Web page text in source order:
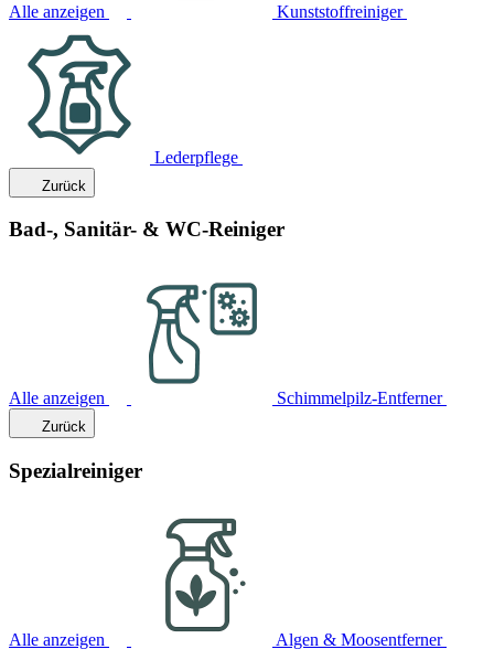
Alle anzeigen Kunststoffreiniger
Lederpflege
Zurück
Bad-, Sanitär- & WC-Reiniger
Alle anzeigen Schimmelpilz-Entferner
Zurück
Spezialreiniger
Alle anzeigen Algen & Moosentferner